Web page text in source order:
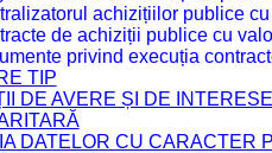
achizițiilor publice
de achiziții publice cu
privind execuția
TIP
DE AVERE ȘI DE INTERESE
DATELOR CU CARACTER